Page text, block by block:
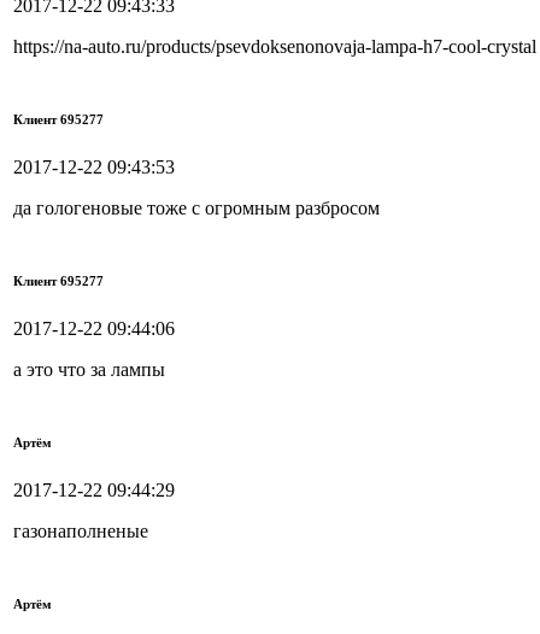
2017-12-22 09:43:33
https://na-auto.ru/products/psevdoksenonovaja-lampa-h7-cool-crystal
Клиент 695277
2017-12-22 09:43:53
да гологеновые тоже с огромным разбросом
Клиент 695277
2017-12-22 09:44:06
а это что за лампы
Артём
2017-12-22 09:44:29
газонаполненые
Артём